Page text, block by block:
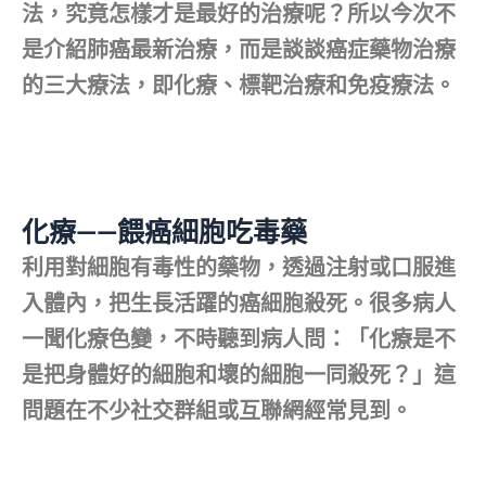
法，究竟怎樣才是最好的治療呢？所以今次不
是介紹肺癌最新治療，而是談談癌症藥物治療
的三大療法，即化療、標靶治療和免疫療法。
化療——餵癌細胞吃毒藥
利用對細胞有毒性的藥物，透過注射或口服進
入體內，把生長活躍的癌細胞殺死。很多病人
一聞化療色變，不時聽到病人問：「化療是不
是把身體好的細胞和壞的細胞一同殺死？」這
問題在不少社交群組或互聯網經常見到。